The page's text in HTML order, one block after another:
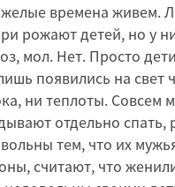
времена живем.
рожают детей, но у
мол. Нет. Просто
появились на свет
ни теплоты. Совсем
отдельно
тем, что их
считают, что